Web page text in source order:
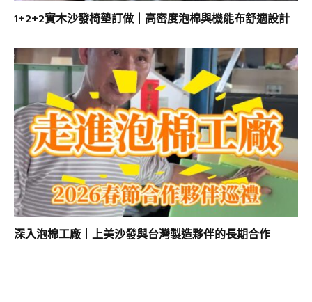
1+2+2實木沙發椅墊訂做｜高密度泡棉與機能布舒適設計
深入泡棉工廠｜上美沙發與台灣製造夥伴的長期合作